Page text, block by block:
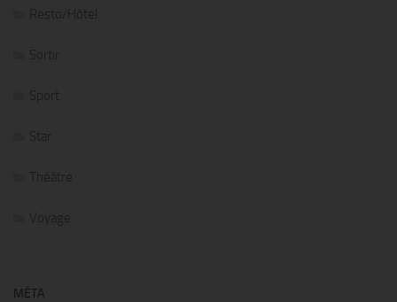
Resto/Hôtel
Sortir
Sport
Star
Théâtre
Voyage
MÉTA